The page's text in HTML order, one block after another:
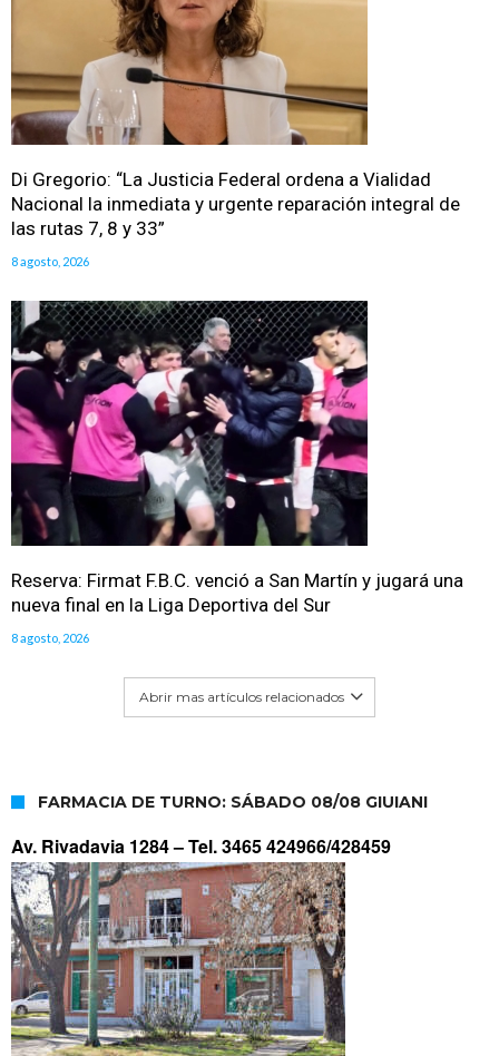
Di Gregorio: “La Justicia Federal ordena a Vialidad
Nacional la inmediata y urgente reparación integral de
las rutas 7, 8 y 33”
8 agosto, 2026
Reserva: Firmat F.B.C. venció a San Martín y jugará una
nueva final en la Liga Deportiva del Sur
8 agosto, 2026
Abrir mas artículos relacionados
FARMACIA DE TURNO: SÁBADO 08/08 GIUIANI
Av. Rivadavia 1284 –Tel. 3465 424966/428459